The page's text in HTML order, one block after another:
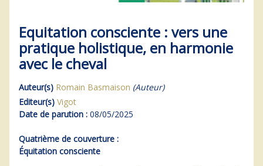
Equitation consciente : vers une
pratique holistique, en harmonie
avec le cheval
Auteur(s) Romain Basmaison (Auteur)
Editeur(s) Vigot
Date de parution : 08/05/2025
Quatrième de couverture :
Équitation consciente